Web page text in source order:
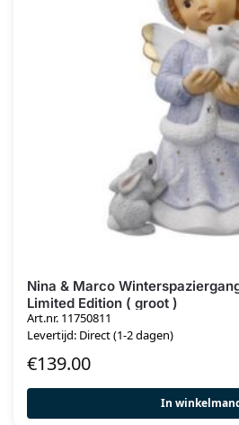
Nina & Marco
Limited Edition ( groot )
Art.nr. 11750811
Levertijd: Direct (1-2 dagen)
€139.00
In